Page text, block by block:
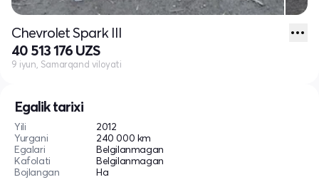
Egalik tarixi
Yili
2012
Yurgani
240 000 km
Egalari
Belgilanmagan
Kafolati
Belgilanmagan
Bojlangan
Ha
Chevrolet Spark III
40 513 176 UZS
9 iyun, Samarqand viloyati